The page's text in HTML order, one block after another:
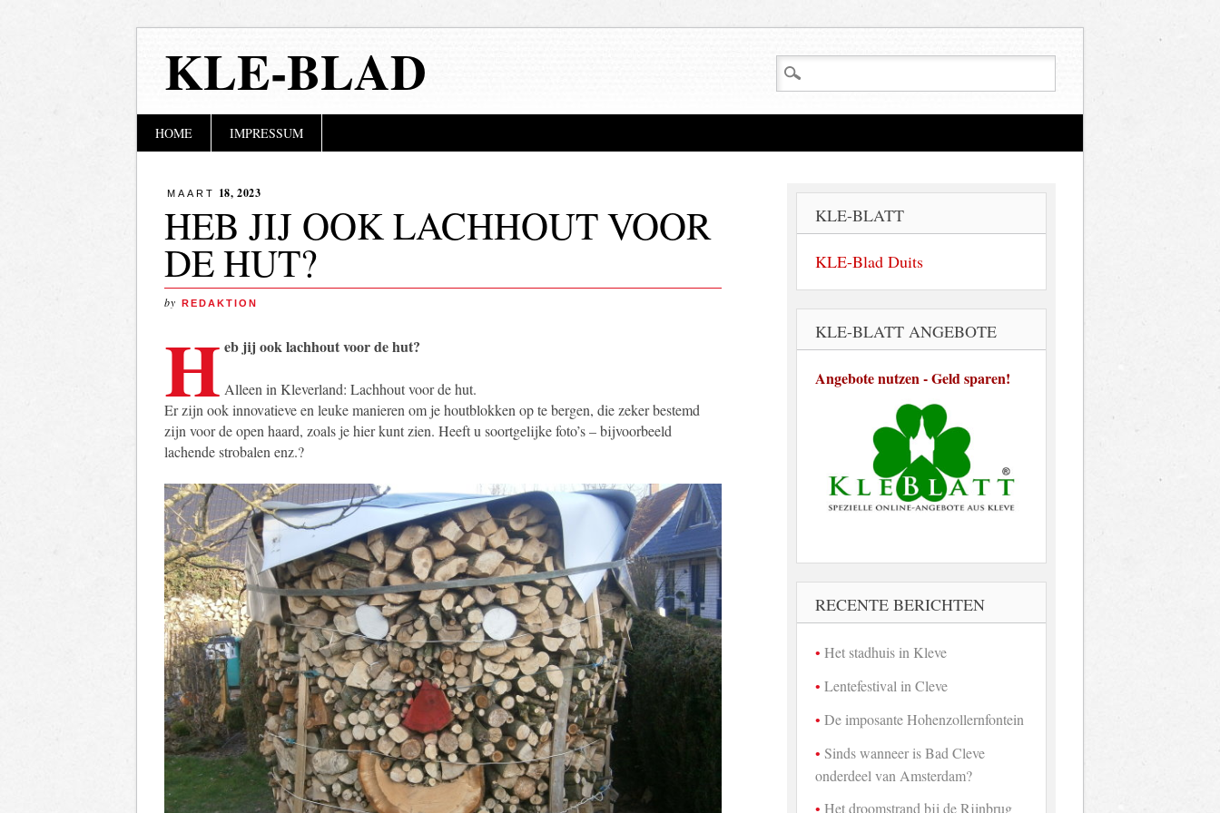
KLE-BLAD
Hoofdmenu
HOME IMPRESSUM
MAART 18, 2023
HEB JIJ OOK LACHHOUT VOOR
DE HUT?
by REDAKTION
H eb jij ook lachhout voor de hut?
Alleen in Kleverland: Lachhout voor de hut.
Er zijn ook innovatieve en leuke manieren om je houtblokken op te bergen, die zeker bestemd
zijn voor de open haard, zoals je hier kunt zien. Heeft u soortgelijke foto’s – bijvoorbeeld
lachende strobalen enz.?
KLE-BLATT
KLE-Blad Duits
KLE-BLATT ANGEBOTE
Angebote nutzen - Geld sparen!
RECENTE BERICHTEN
Het stadhuis in Kleve
Lentefestival in Cleve
De imposante Hohenzollernfontein
Sinds wanneer is Bad Cleve
onderdeel van Amsterdam?
Het droomstrand bij de Rijnbrug